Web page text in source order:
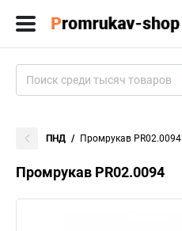
ПНД Промрукав PR02.0094
Промрукав PR02.0094